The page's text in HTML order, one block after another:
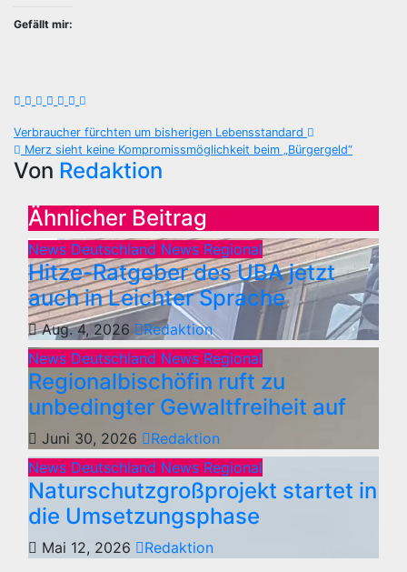
Gefällt mir:
Beitragsnavigation
Verbraucher fürchten um bisherigen Lebensstandard
Merz sieht keine Kompromissmöglichkeit beim „Bürgergeld“
Von Redaktion
Ähnlicher Beitrag
News Deutschland News Regional
Hitze-Ratgeber des UBA jetzt
auch in Leichter Sprache
Aug. 4, 2026
Redaktion
News Deutschland News Regional
Regionalbischöfin ruft zu
unbedingter Gewaltfreiheit auf
Juni 30, 2026
Redaktion
News Deutschland News Regional
Naturschutzgroßprojekt startet in
die Umsetzungsphase
Mai 12, 2026 Redaktion